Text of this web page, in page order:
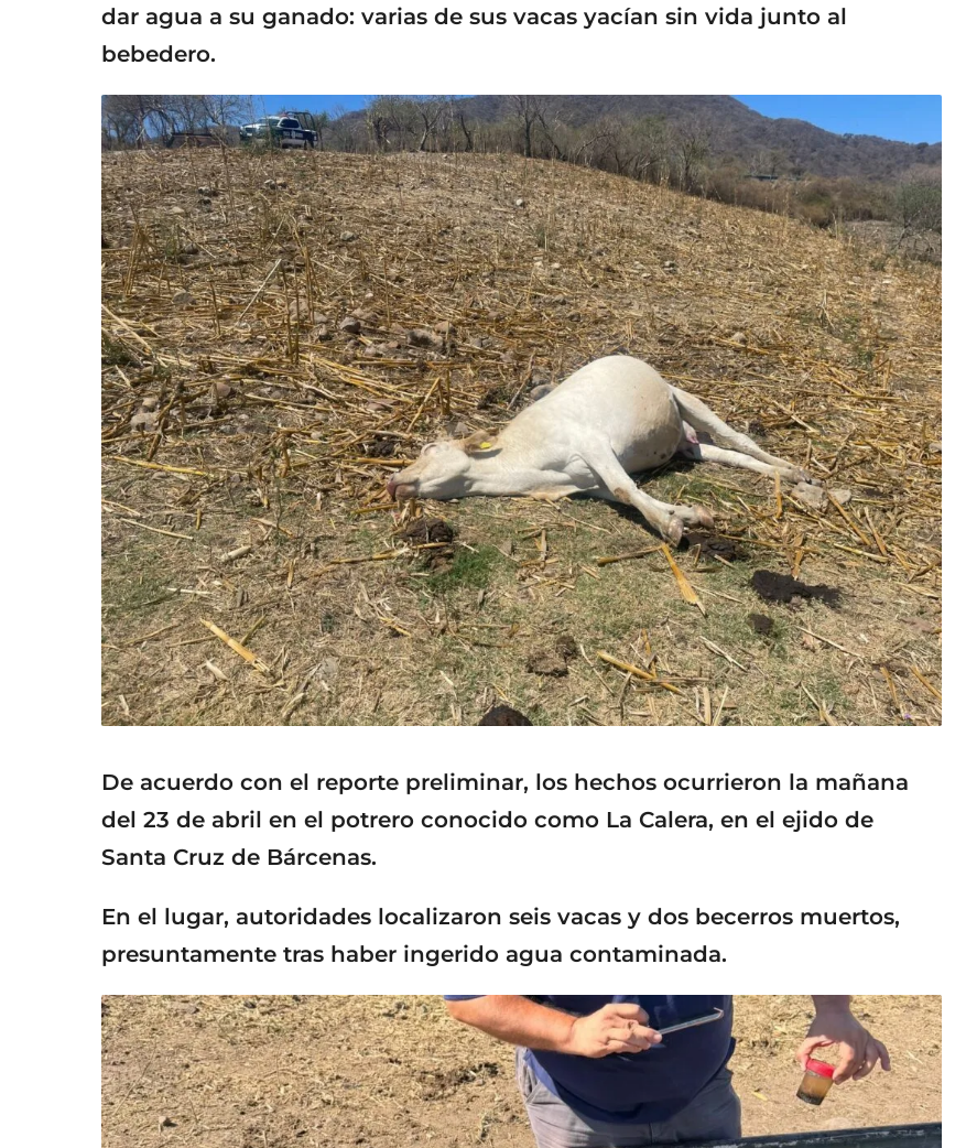
dar agua a su ganado: varias de sus vacas yacían sin vida junto al
bebedero.
De acuerdo con el reporte preliminar, los hechos ocurrieron la mañana
del 23 de abril en el potrero conocido como La Calera, en el ejido de
Santa Cruz de Bárcenas.
En el lugar, autoridades localizaron seis vacas y dos becerros muertos,
presuntamente tras haber ingerido agua contaminada.